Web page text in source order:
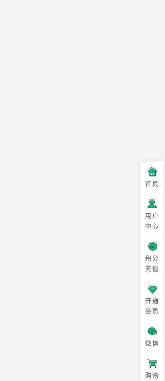
首页
用户
中心
积分
充值
开通
会员
微信
购物